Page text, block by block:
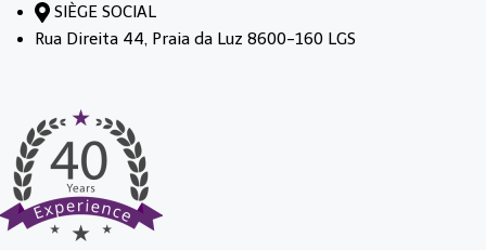
SIÈGE SOCIAL
Rua Direita 44, Praia da Luz 8600-160 LGS